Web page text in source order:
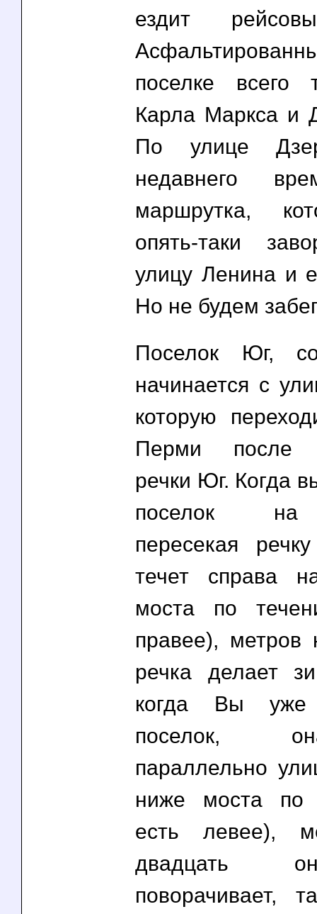
ездит
поселке всего
Карла Маркса и
По улице
недавнего
маршрутка,
опять-таки
улицу Ленина и
Но не будем
Поселок Юг,
начинается с
которую
Перми после
речки Юг. Когда
поселок на
пересекая
течет справа
моста по
правее), метров
речка делает
когда Вы
поселок,
параллельно
ниже моста по
есть левее),
двадцать
поворачивает,